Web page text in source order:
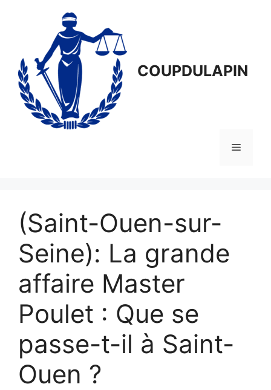
COUPDULAPIN
Menu
(Saint-Ouen-sur-
Seine): La grande
affaire Master
Poulet : Que se
passe-t-il à Saint-
Ouen ?